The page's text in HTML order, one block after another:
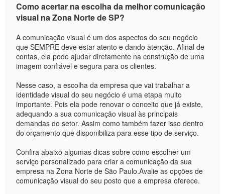
Como acertar na escolha da melhor comunicação
visual na Zona Norte de SP?
A comunicação visual é um dos aspectos do seu negócio
que SEMPRE deve estar atento e dando atenção. Afinal de
contas, ela pode ajudar diretamente na construção de uma
imagem confiável e segura para os clientes.
Nesse caso, a escolha da empresa que vai trabalhar a
identidade visual do seu negócio é uma etapa muito
importante. Pois ela pode renovar o conceito que já existe,
adequando a sua comunicação visual às principais
demandas do setor. Assim como também fazer isso dentro
do orçamento que disponibiliza para esse tipo de serviço.
Confira abaixo algumas dicas sobre como escolher um
serviço personalizado para criar a comunicação da sua
empresa na Zona Norte de São Paulo.Avalie as opções de
comunicação visual do seu posto que a empresa oferece.